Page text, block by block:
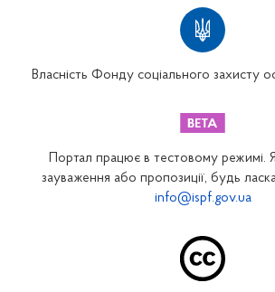
Закарпатське відділення
Запорізьке відділення
Власність Фонду соціального захисту
Портал працює в тестовому режимі.
зауваження або пропозиції, будь
info@ispf.gov.ua